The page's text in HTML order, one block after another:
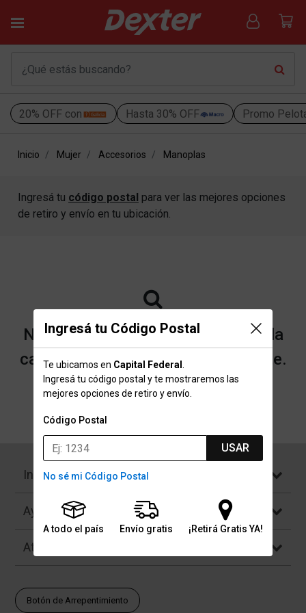
20% OFF con Hasta 30% OFF Promo
Ingresá tu Código Postal
Te ubicamos en Capital Federal
Ingresá tu código postal y te mostraremos las
mejores opciones de retiro y envío.
Código Postal
USAR
No sé mi Código Postal
A todo el país Envío gratis ¡Retirá Gratis YA!
Inicio Mujer Accesorios Manoplas
Ingresá tu código postal para ver las mejores opciones
de retiro y envío en tu ubicación.
No encontramos resultados para la
categoría "Manoplas" que buscaste.
Institucional
Ayuda
Atención al Cliente
Botón de Arrepentimiento